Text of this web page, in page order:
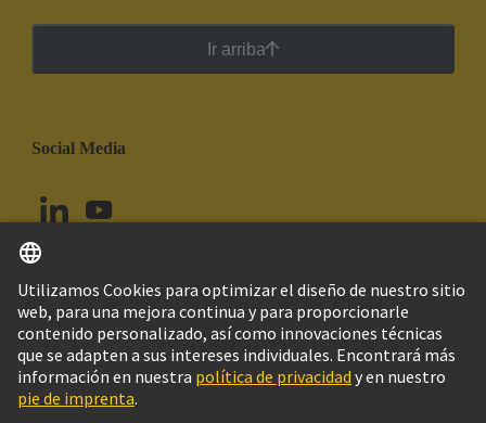
Ir arriba
Social Media
Perú Español
© Grupo Tecnológico HARTING